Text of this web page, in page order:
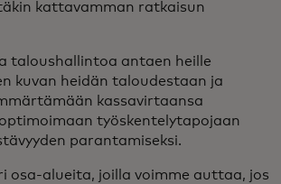
kattavamman ratkaisun
taloushallintoa antaen heille
kuvan heidän taloudestaan ja
kassavirtaansa
työskentelytapojaan
parantamiseksi.
osa-alueita, joilla voimme auttaa, jos